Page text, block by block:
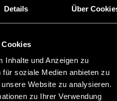
Details Über
Cookies
Inhalte und Anzeigen zu
soziale Medien anbieten zu
Website zu analysieren.
zu Ihrer Verwendung